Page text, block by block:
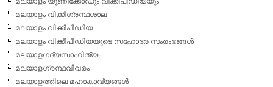
മലയാളം വിക്കിഗ്രന്ഥശാല
മലയാളം വിക്കിപീഡിയ
മലയാളം വിക്കീപീഡിയയുടെ സഹോദര സംരംഭങ്ങള്‍
മലയാളഗദ്യസാഹിത്യം
മലയാളഗ്രന്ഥവിവരം
മലയാളത്തിലെ മഹാകാവ്യങ്ങള്‍